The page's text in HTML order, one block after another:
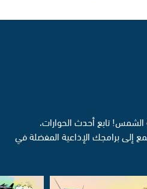
تابع أحدث الحوارات،
إلى برامجك الإذاعية المفضلة في